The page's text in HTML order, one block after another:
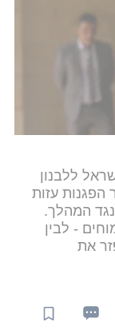
ללבנון
הפגנות עזות
נגד המהלך.
- לבין
את